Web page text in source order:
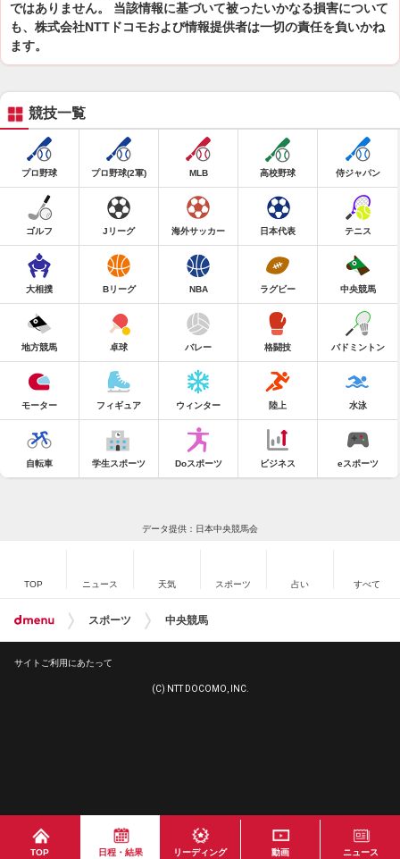
ではありません。 当該情報に基づいて被ったいかなる損害について
も、株式会社NTTドコモおよび情報提供者は一切の責任を負いかね
ます。
TOP 日程・結果 リーディング 動画 ニュース
競技一覧
プロ野球 プロ野球(2軍) MLB 高校野球 侍ジャパン
ゴルフ Jリーグ 海外サッカー 日本代表 テニス
大相撲 Bリーグ NBA ラグビー 中央競馬
地方競馬 卓球 バレー 格闘技 バドミントン
モーター フィギュア ウィンター 陸上 水泳
自転車 学生スポーツ Doスポーツ ビジネス eスポーツ
データ提供：日本中央競馬会
TOP ニュース 天気 スポーツ 占い すべて
スポーツ 中央競馬
サイトご利用にあたって
(C) NTT DOCOMO, INC.